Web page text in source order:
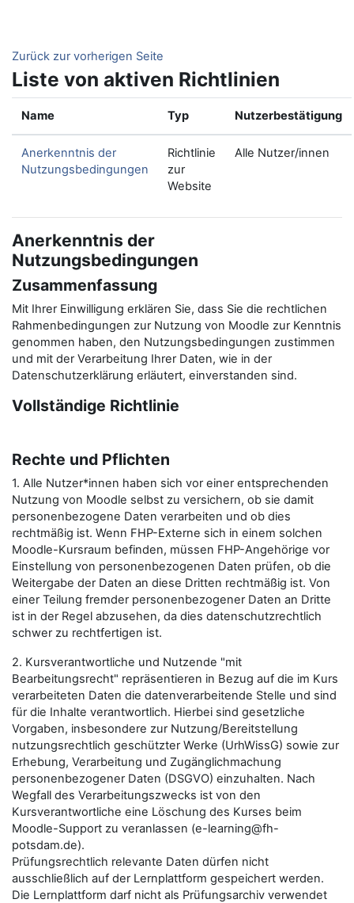
Zurück zur vorherigen Seite
Liste von aktiven Richtlinien
Name Typ Nutzerbestätigung
Anerkenntnis der
Nutzungsbedingungen
Richtlinie
zur
Website
Alle Nutzer/innen
Anerkenntnis der
Nutzungsbedingungen
Zusammenfassung
Mit Ihrer Einwilligung erklären Sie, dass Sie die rechtlichen
Rahmenbedingungen zur Nutzung von Moodle zur Kenntnis
genommen haben, den Nutzungsbedingungen zustimmen
und mit der Verarbeitung Ihrer Daten, wie in der
Datenschutzerklärung erläutert, einverstanden sind.
Vollständige Richtlinie
Rechte und Pflichten
1. Alle Nutzer*innen haben sich vor einer entsprechenden
Nutzung von Moodle selbst zu versichern, ob sie damit
personenbezogene Daten verarbeiten und ob dies
rechtmäßig ist. Wenn FHP-Externe sich in einem solchen
Moodle-Kursraum befinden, müssen FHP-Angehörige vor
Einstellung von personenbezogenen Daten prüfen, ob die
Weitergabe der Daten an diese Dritten rechtmäßig ist. Von
einer Teilung fremder personenbezogener Daten an Dritte
ist in der Regel abzusehen, da dies datenschutzrechtlich
schwer zu rechtfertigen ist.
2. Kursverantwortliche und Nutzende "mit
Bearbeitungsrecht" repräsentieren in Bezug auf die im Kurs
verarbeiteten Daten die datenverarbeitende Stelle und sind
für die Inhalte verantwortlich. Hierbei sind gesetzliche
Vorgaben, insbesondere zur Nutzung/Bereitstellung
nutzungsrechtlich geschützter Werke (UrhWissG) sowie zur
Erhebung, Verarbeitung und Zugänglichmachung
personenbezogener Daten (DSGVO) einzuhalten. Nach
Wegfall des Verarbeitungszwecks ist von den
Kursverantwortliche eine Löschung des Kurses beim
Moodle-Support zu veranlassen (e-learning@fh-
potsdam.de).
Prüfungsrechtlich relevante Daten dürfen nicht
ausschließlich auf der Lernplattform gespeichert werden.
Die Lernplattform darf nicht als Prüfungsarchiv verwendet